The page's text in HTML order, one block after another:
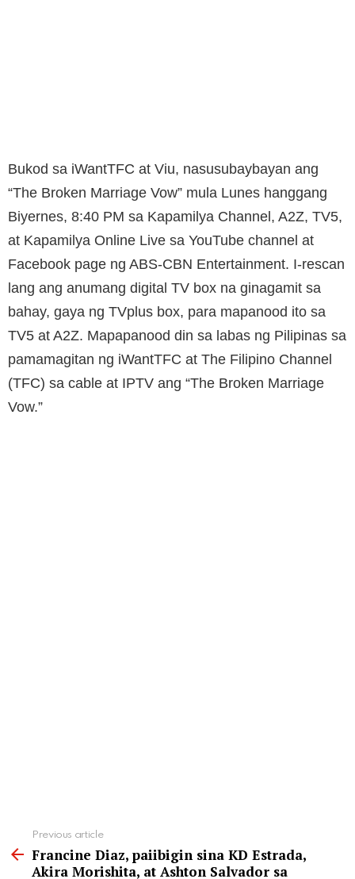
Bukod sa iWantTFC at Viu, nasusubaybayan ang
“The Broken Marriage Vow” mula Lunes hanggang
Biyernes, 8:40 PM sa Kapamilya Channel, A2Z, TV5,
at Kapamilya Online Live sa YouTube channel at
Facebook page ng ABS-CBN Entertainment. I-rescan
lang ang anumang digital TV box na ginagamit sa
bahay, gaya ng TVplus box, para mapanood ito sa
TV5 at A2Z. Mapapanood din sa labas ng Pilipinas sa
pamamagitan ng iWantTFC at The Filipino Channel
(TFC) sa cable at IPTV ang “The Broken Marriage
Vow.”
more
Previous article
Francine Diaz, paiibigin sina KD Estrada,
Akira Morishita, at Ashton Salvador sa